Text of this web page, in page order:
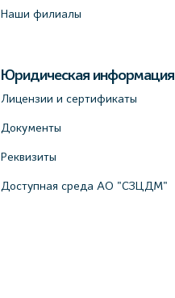
Наши филиалы
Юридическая информация
Лицензии и сертификаты
Документы
Реквизиты
Доступная среда АО "СЗЦДМ"